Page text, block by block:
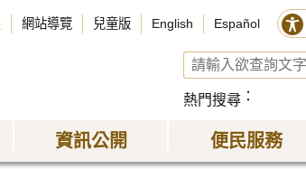
網站導覽 兒童版 English Español
熱門搜尋
資訊公開 便民服務